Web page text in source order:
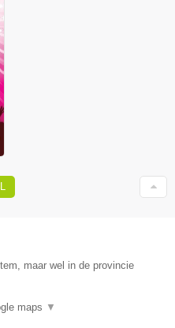
maar wel in de provincie
maps ▼